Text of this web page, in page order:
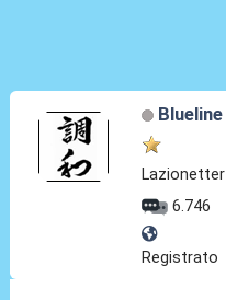
Blueline
Lazionetter
6.746
Registrato